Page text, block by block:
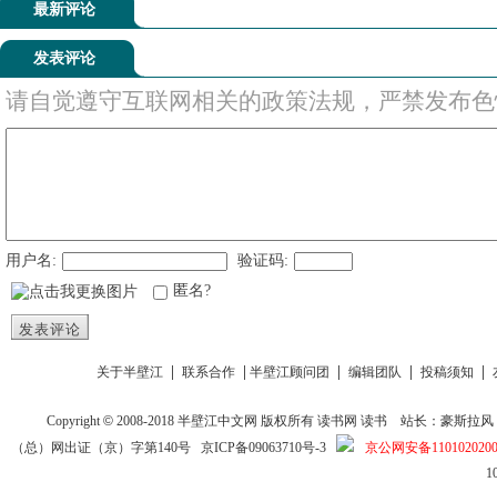
最新评论
发表评论
请自觉遵守互联网相关的政策法规，严禁发布
用户名:
验证码:
匿名?
发表评论
关于半壁江 联系合作 半壁江顾问团 编辑团队 投稿须知
Copyright © 2008-2018半壁江中文网 版权所有读书网 读书
站长：豪斯拉风
（总）网出证（京）字第140号 京ICP备09063710号-3
京公网安备